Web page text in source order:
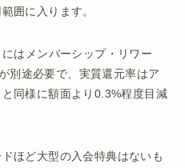
囲に入ります。
はメンバーシップ・リワー
別途必要で、実質還元率はア
同様に額面より0.3%程度目減
ほど大型の入会特典はないも